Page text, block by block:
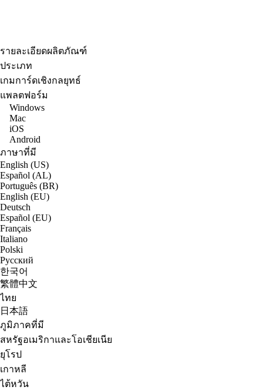
รายละเอียดผลิตภัณฑ์
ประเภท
เกมการ์ดเชิงกลยุทธ์
แพลตฟอร์ม
Windows
Mac
iOS
Android
ภาษาที่มี
English (US)
Español (AL)
Português (BR)
English (EU)
Deutsch
Español (EU)
Français
Italiano
Polski
Русский
한국어
繁體中文
ไทย
日本語
ภูมิภาคที่มี
สหรัฐอเมริกาและโอเชียเนีย
ยุโรป
เกาหลี
ไต้หวัน